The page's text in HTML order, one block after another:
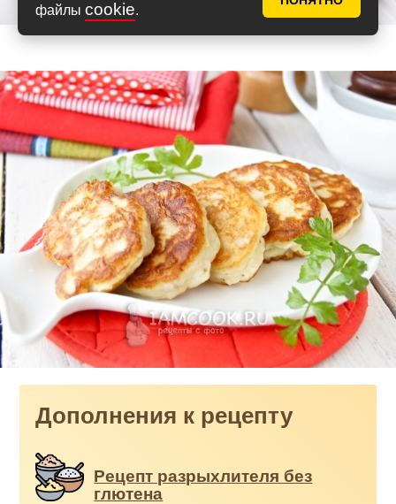
файлы cookie.
Дополнения к рецепту
Рецепт разрыхлителя без
глютена